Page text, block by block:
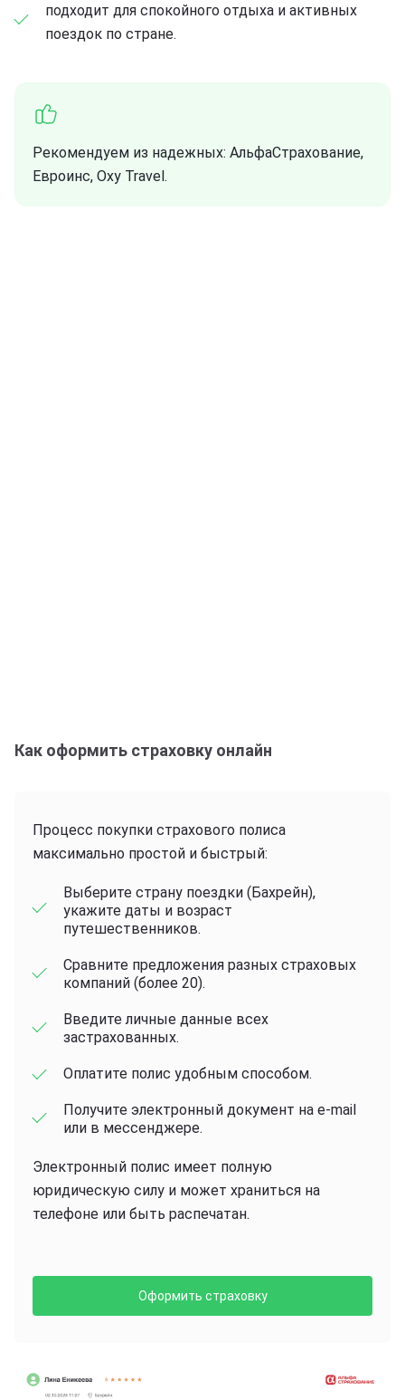
подходит для спокойного отдыха и активных
поездок по стране.
Рекомендуем из надежных: АльфаСтрахование,
Евроинс, Oxy Travel.
Как оформить страховку онлайн
Процесс покупки страхового полиса
максимально простой и быстрый:
Выберите страну поездки (Бахрейн),
укажите даты и возраст
путешественников.
Сравните предложения разных страховых
компаний (более 20).
Введите личные данные всех
застрахованных.
Оплатите полис удобным способом.
Получите электронный документ на e-mail
или в мессенджере.
Электронный полис имеет полную
юридическую силу и может храниться на
телефоне или быть распечатан.
Оформить страховку